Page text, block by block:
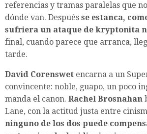
referencias y tramas paralelas que
dónde van. Después se estanca,
sufriera un ataque de kryptonita
final, cuando parece que arranca,
tarde.
David Corenswet encarna a un
convincente: noble, guapo, un poco
manda el canon. Rachel Brosnahan
Lane, con la actitud justa entre
ninguno de los dos puede